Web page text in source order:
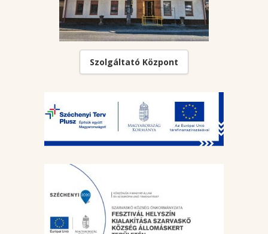
Szolgáltató Központ